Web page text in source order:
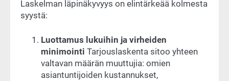
Laskelman läpinäkyvyys on elintärkeää kolmesta
syystä:
Luottamus lukuihin ja virheiden
minimointi Tarjouslaskenta sitoo yhteen
valtavan määrän muuttujia: omien
asiantuntijoiden kustannukset,